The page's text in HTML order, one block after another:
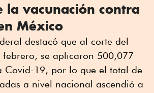
la vacunación contra
México
destacó que al corte del
febrero, se aplicaron 500,077
Covid-19, por lo que el total de
a nivel nacional ascendió a